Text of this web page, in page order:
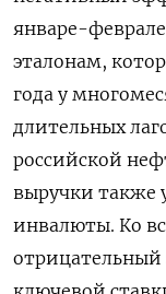
январе-
эталонам,
года у
длительных
российской
выручки также
инвалюты. Ко